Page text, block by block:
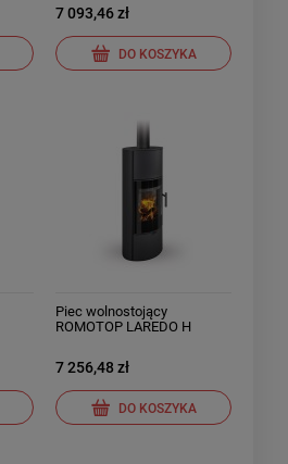
7 093,46 zł
DO KOSZYKA
Piec wolnostojący
ROMOTOP LAREDO H
7 256,48 zł
DO KOSZYKA